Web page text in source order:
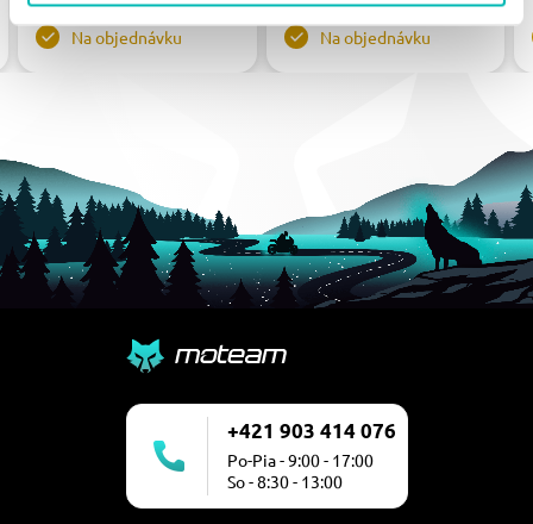
Na objednávku Na objednávku
+421 903 414 076
Po-Pia - 9:00 - 17:00
So - 8:30 - 13:00